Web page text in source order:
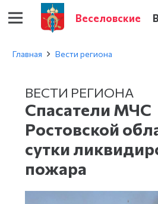
Веселовские
Главная Вести региона
ВЕСТИ РЕГИОНА
Спасатели МЧС
Ростовской
сутки
пожара